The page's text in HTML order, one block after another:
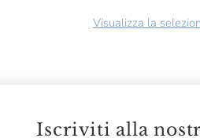
Visualizza la
Iscriviti alla